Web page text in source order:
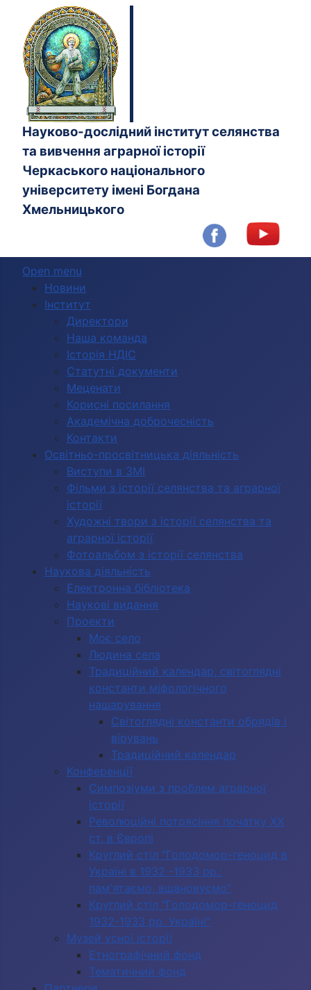
Науково-дослідний інститут селянства
та вивчення аграрної історії
Черкаського національного
університету імені Богдана
Хмельницького
Open menu
Новини
Інститут
Директори
Наша команда
Історія НДІС
Статутні документи
Меценати
Корисні посилання
Академічна доброчесність
Контакти
Освітньо-просвітницька діяльність
Виступи в ЗМІ
Фільми з історії селянства та аграрної
історії
Художні твори з історії селянства та
аграрної історії
Фотоальбом з історії селянства
Наукова діяльність
Електронна бібліотека
Наукові видання
Проекти
Моє село
Людина села
Традиційний календар, світоглядні
константи міфологічного
нашарування
Світоглядні константи обрядів і
вірувань
Традиційний календар
Конференції
Симпозіуми з проблем аграрної
історії
Революційні потрясіння початку ХХ
ст. в Європі
Круглий стіл "Голодомор-геноцид в
Україні в 1932 -1933 рр.:
пам'ятаємо, вшановуємо"
Круглий стіл "Голодомор-геноцид
1932-1933 рр. Україні"
Музей усної історії
Етнографічний фонд
Тематичний фонд